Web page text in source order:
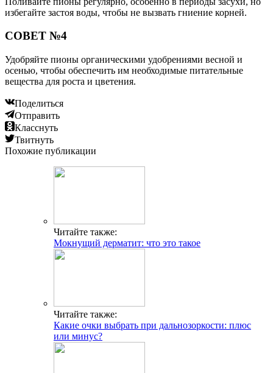
избегайте застоя воды, чтобы не вызвать гниение корней.
СОВЕТ №4
Удобряйте пионы органическими удобрениями весной и
осенью, чтобы обеспечить им необходимые питательные
вещества для роста и цветения.
Поделиться
Отправить
Класснуть
Твитнуть
Похожие публикации
Читайте также:
Мокнущий дерматит: что это такое
Читайте также:
Какие очки выбрать при дальнозоркости: плюс
или минус?